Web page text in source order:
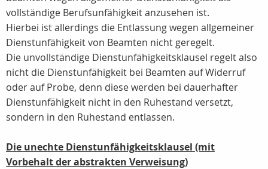
vollständige Berufsunfähigkeit anzusehen ist.
Hierbei ist allerdings die Entlassung wegen allgemeiner
Dienstunfähigkeit von Beamten nicht geregelt.
Die unvollständige Dienstunfähigkeitsklausel regelt also
nicht die Dienstunfähigkeit bei Beamten auf Widerruf
oder auf Probe, denn diese werden bei dauerhafter
Dienstunfähigkeit nicht in den Ruhestand versetzt,
sondern in den Ruhestand entlassen.
Die unechte Dienstunfähigkeitsklausel (mit
Vorbehalt der abstrakten Verweisung)